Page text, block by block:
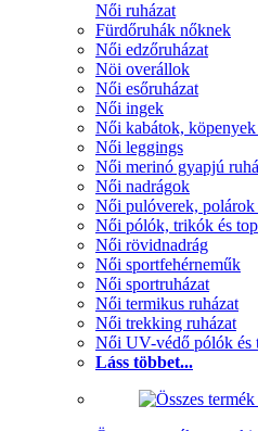
Női ruházat
Fürdőruhák nőknek
Női edzőruházat
Nöi overállok
Női esőruházat
Női ingek
Női kabátok,
Női leggings
Női merinó gyapjú
Női nadrágok
Női pulóverek,
Női pólók, trikók és
Női rövidnadrág
Női sportfehérneműk
Női sportruházat
Női termikus ruházat
Női trekking ruházat
Női UV-védő pólók és
Láss többet...